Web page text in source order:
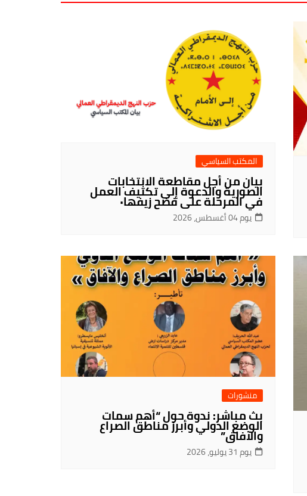
المكتب السياسي
بيان من أجل مقاطعة الانتخابات
الصورية والدعوة إلى تكثيف العمل
في المرحلة على فضح زيفها٠
يوم 04 أغسطس، 2026
منشورات
بث مباشر: ندوة حول “أهم سمات
الوضع الدولي وأبرز مناطق الصراع
والآفاق”
يوم 31 يوليو، 2026